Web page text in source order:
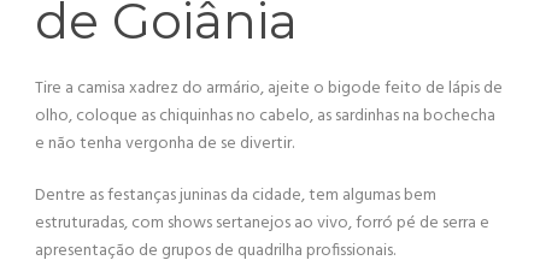
de Goiânia
Tire a camisa xadrez do armário, ajeite o bigode feito de lápis de
olho, coloque as chiquinhas no cabelo, as sardinhas na bochecha
e não tenha vergonha de se divertir.
Dentre as festanças juninas da cidade, tem algumas bem
estruturadas, com shows sertanejos ao vivo, forró pé de serra e
apresentação de grupos de quadrilha profissionais.